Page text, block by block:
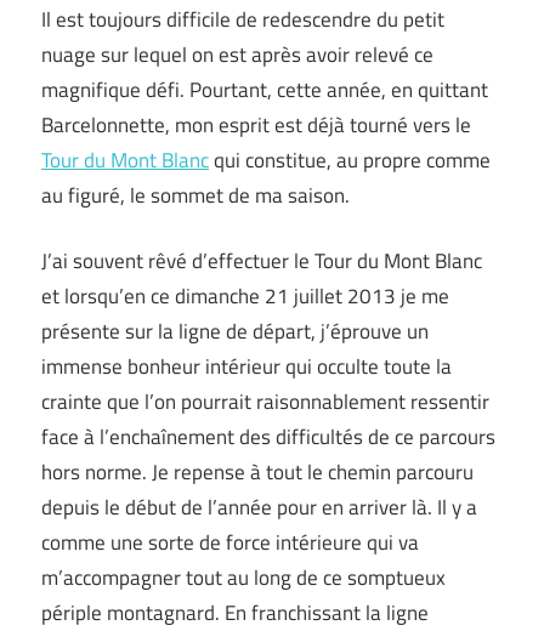
Il est toujours difficile de redescendre du petit
nuage sur lequel on est après avoir relevé ce
magnifique défi. Pourtant, cette année, en quittant
Barcelonnette, mon esprit est déjà tourné vers le
Tour du Mont Blancqui constitue, au propre comme
au figuré, le sommet de ma saison.
J’ai souvent rêvé d’effectuer le Tour du Mont Blanc
et lorsqu’en ce dimanche 21 juillet 2013 je me
présente sur la ligne de départ, j’éprouve un
immense bonheur intérieur qui occulte toute la
crainte que l’on pourrait raisonnablement ressentir
face à l’enchaînement des difficultés de ce parcours
hors norme. Je repense à tout le chemin parcouru
depuis le début de l’année pour en arriver là. Il y a
comme une sorte de force intérieure qui va
m’accompagner tout au long de ce somptueux
périple montagnard. En franchissant la ligne